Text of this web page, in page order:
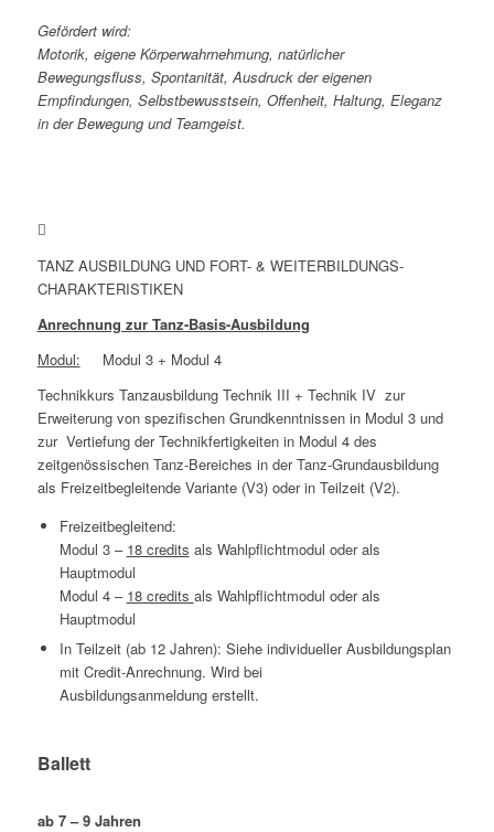
Gefördert wird:
Motorik, eigene Körperwahrnehmung, natürlicher
Bewegungsfluss, Spontanität, Ausdruck der eigenen
Empfindungen, Selbstbewusstsein, Offenheit, Haltung, Eleganz
in der Bewegung und Teamgeist.
TANZ AUSBILDUNG UND FORT- & WEITERBILDUNGS-
CHARAKTERISTIKEN
Anrechnung zur Tanz-Basis-Ausbildung
Modul: Modul 3 + Modul 4
Technikkurs Tanzausbildung Technik III + Technik IV zur
Erweiterung von spezifischen Grundkenntnissen in Modul 3 und
zur Vertiefung der Technikfertigkeiten in Modul 4 des
zeitgenössischen Tanz-Bereiches in der Tanz-Grundausbildung
als Freizeitbegleitende Variante (V3) oder in Teilzeit (V2).
Freizeitbegleitend:
Modul 3 – 18 credits als Wahlpflichtmodul oder als
Hauptmodul
Modul 4 – 18 credits als Wahlpflichtmodul oder als
Hauptmodul
In Teilzeit (ab 12 Jahren): Siehe individueller Ausbildungsplan
mit Credit-Anrechnung. Wird bei
Ausbildungsanmeldung erstellt.
Ballett
ab 7 – 9 Jahren